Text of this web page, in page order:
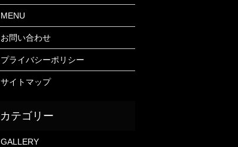
MENU
お問い合わせ
プライバシーポリシー
サイトマップ
GALLERY